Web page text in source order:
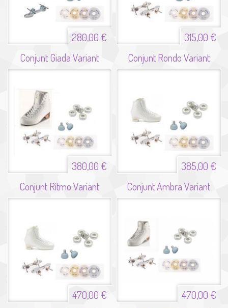
280,00 €
315,00 €
Conjunt Giada Variant
380,00 €
Conjunt Rondo Variant
385,00 €
Conjunt Ritmo Variant
470,00 €
Conjunt Ambra Variant
470,00 €